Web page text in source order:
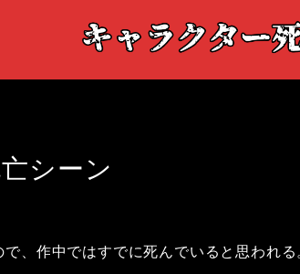
シーン
、作中ではすでに死んでいると思われる